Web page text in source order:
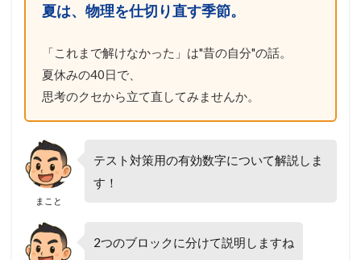
夏は、物理を仕切り直す季節。
「これまで解けなかった」は"昔の自分"の話。
夏休みの40日で、
思考のクセから立て直してみませんか。
まこと
テスト対策用の有効数字について解説しま
す！
2つのブロックに分けて説明しますね